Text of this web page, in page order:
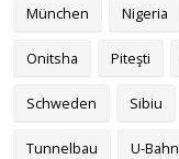
München Nigeria
Onitsha Piteşti
Schweden Sibiu
Tunnelbau U-Bahn